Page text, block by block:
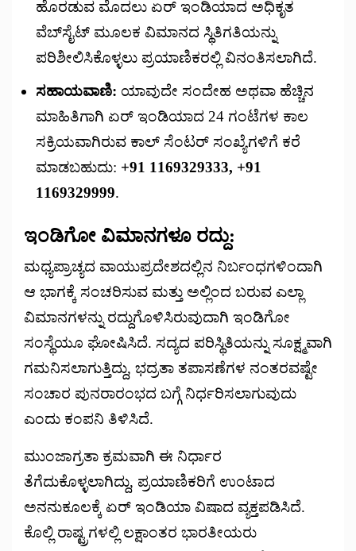
ಹೊರಡುವ ಮೊದಲು ಏರ್ ಇಂಡಿಯಾದ ಅಧಿಕೃತ
ವೆಬ್‌ಸೈಟ್ ಮೂಲಕ ವಿಮಾನದ ಸ್ಥಿತಿಗತಿಯನ್ನು
ಪರಿಶೀಲಿಸಿಕೊಳ್ಳಲು ಪ್ರಯಾಣಿಕರಲ್ಲಿ ವಿನಂತಿಸಲಾಗಿದೆ.
ಸಹಾಯವಾಣಿ: ಯಾವುದೇ ಸಂದೇಹ ಅಥವಾ ಹೆಚ್ಚಿನ
ಮಾಹಿತಿಗಾಗಿ ಏರ್ ಇಂಡಿಯಾದ 24 ಗಂಟೆಗಳ ಕಾಲ
ಸಕ್ರಿಯವಾಗಿರುವ ಕಾಲ್ ಸೆಂಟರ್ ಸಂಖ್ಯೆಗಳಿಗೆ ಕರೆ
ಮಾಡಬಹುದು: +91 1169329333, +91
1169329999.
ಇಂಡಿಗೋ ವಿಮಾನಗಳೂ ರದ್ದು:
ಮಧ್ಯಪ್ರಾಚ್ಯದ ವಾಯುಪ್ರದೇಶದಲ್ಲಿನ ನಿರ್ಬಂಧಗಳಿಂದಾಗಿ
ಆ ಭಾಗಕ್ಕೆ ಸಂಚರಿಸುವ ಮತ್ತು ಅಲ್ಲಿಂದ ಬರುವ ಎಲ್ಲಾ
ವಿಮಾನಗಳನ್ನು ರದ್ದುಗೊಳಿಸಿರುವುದಾಗಿ ಇಂಡಿಗೋ
ಸಂಸ್ಥೆಯೂ ಘೋಷಿಸಿದೆ. ಸದ್ಯದ ಪರಿಸ್ಥಿತಿಯನ್ನು ಸೂಕ್ಷ್ಮವಾಗಿ
ಗಮನಿಸಲಾಗುತ್ತಿದ್ದು, ಭದ್ರತಾ ತಪಾಸಣೆಗಳ ನಂತರವಷ್ಟೇ
ಸಂಚಾರ ಪುನರಾರಂಭದ ಬಗ್ಗೆ ನಿರ್ಧರಿಸಲಾಗುವುದು
ಎಂದು ಕಂಪನಿ ತಿಳಿಸಿದೆ.
ಮುಂಜಾಗ್ರತಾ ಕ್ರಮವಾಗಿ ಈ ನಿರ್ಧಾರ
ತೆಗೆದುಕೊಳ್ಳಲಾಗಿದ್ದು, ಪ್ರಯಾಣಿಕರಿಗೆ ಉಂಟಾದ
ಅನನುಕೂಲಕ್ಕೆ ಏರ್ ಇಂಡಿಯಾ ವಿಷಾದ ವ್ಯಕ್ತಪಡಿಸಿದೆ.
ಕೊಲ್ಲಿ ರಾಷ್ಟ್ರಗಳಲ್ಲಿ ಲಕ್ಷಾಂತರ ಭಾರತೀಯರು